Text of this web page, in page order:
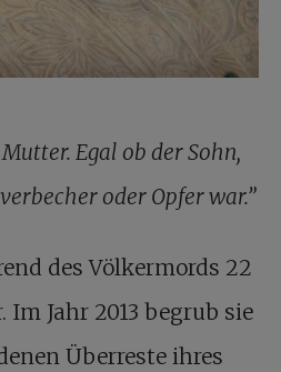
Egal ob der Sohn,
oder Opfer war.”
des Völkermords 22
Jahr 2013 begrub sie
Überreste ihres